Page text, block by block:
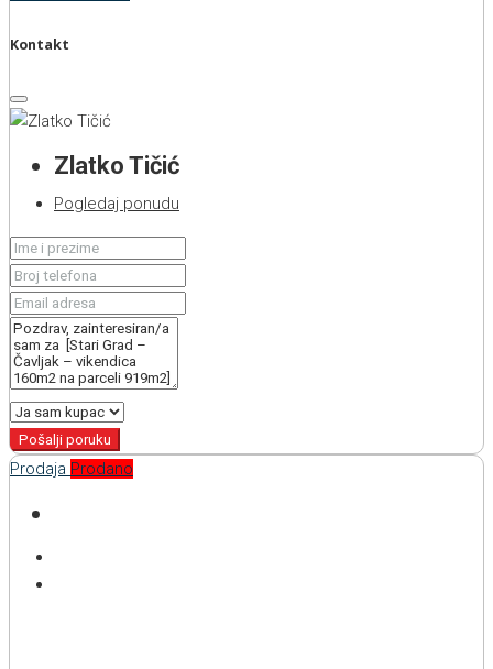
Kontakt
Zlatko Tičić
Pogledaj ponudu
Pošalji poruku
Prodaja Prodano